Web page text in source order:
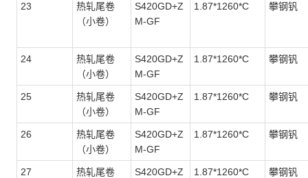
23
热轧尾卷
（小卷）
S420GD+Z
M-GF
1.87*1260*C 攀钢钒
24
热轧尾卷
（小卷）
S420GD+Z
M-GF
1.87*1260*C 攀钢钒
25
热轧尾卷
（小卷）
S420GD+Z
M-GF
1.87*1260*C 攀钢钒
26
热轧尾卷
（小卷）
S420GD+Z
M-GF
1.87*1260*C 攀钢钒
27
热轧尾卷
S420GD+Z
1.87*1260*C 攀钢钒